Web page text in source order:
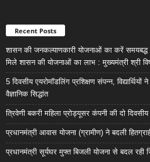
Recent Posts
शासन की जनकल्याणकारी योजनाओं का करें समयबद्ध
मिले शासन की योजनाओं का लाभ : मुख्यमंत्री श्री
5 दिवसीय एयरोमॉडलिंग प्रशिक्षण संपन्न,
वैज्ञानिक सिद्धांत
त्रिवेणी बकरी महिला प्रोड्यूसर कंपनी की दो
प्रधानमंत्री आवास योजना (ग्रामीण) ने बदली
प्रधानमंत्री सूर्यघर मुफ्त बिजली योजना से बदल रही